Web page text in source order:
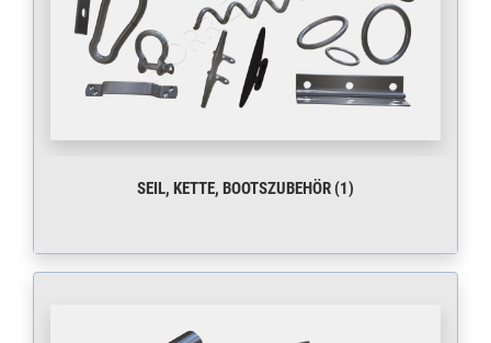
SEIL, KETTE, BOOTSZUBEHÖR (1)